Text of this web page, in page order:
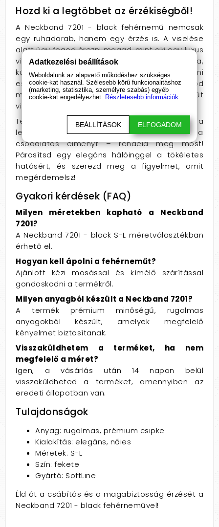
Hozd ki a legtöbbet az érzékiségből!
A Neckband 7201 - black fehérnemű nemcsak
egy ruhadarab, hanem egy érzés is. A viselése
alatt úgy fogod érezni magad, mint aki egy luxus
világ része. Alkalmazd ezt a darabot randira,
különleges rendezvényekre, vagy akár az otthoni
estékre is! Érezd, ahogy a bájod és a vonzerőd
megnő, amikor ezt a csodálatos fehérneműt
viseled.
Tedd különlegessé a hétköznapokat ezzel a
lenyűgöző darabbal! Ne hagyd ki ezt a
csodálatos élményt – rendeld meg most!
Párosítsd egy elegáns hálóinggel a tökéletes
hatásért, és szerezd meg a figyelmet, amit
megérdemelsz!
Gyakori kérdések (FAQ)
Milyen méretekben kapható a Neckband
7201?
A Neckband 7201 - black S-L méretválasztékban
érhető el.
Hogyan kell ápolni a fehérneműt?
Ajánlott kézi mosással és kímélő szárítással
gondoskodni a termékről.
Milyen anyagból készült a Neckband 7201?
A termék prémium minőségű, rugalmas
anyagokból készült, amelyek megfelelő
kényelmet biztosítanak.
Visszaküldhetem a terméket, ha nem
megfelelő a méret?
Igen, a vásárlás után 14 napon belül
visszaküldheted a terméket, amennyiben az
eredeti állapotban van.
Tulajdonságok
Anyag: rugalmas, prémium csipke
Kialakítás: elegáns, nőies
Méretek: S-L
Szín: fekete
Gyártó: SoftLine
Éld át a csábítás és a magabiztosság érzését a
Neckband 7201 - black fehérneművel!
Adatkezelési beállítások
Weboldalunk az alapvető működéshez szükséges
cookie-kat használ. Szélesebb körű funkcionalitáshoz
(marketing, statisztika, személyre szabás) egyéb
cookie-kat engedélyezhet. Részletesebb információk.
BEÁLLÍTÁSOK ELFOGADOM